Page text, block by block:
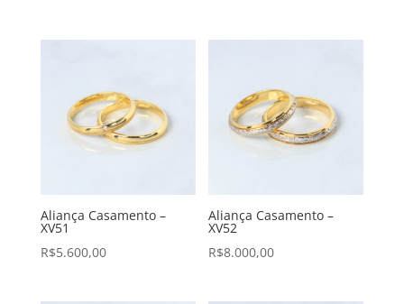
Aliança Casamento –
XV51
R$5.600,00
Aliança Casamento –
XV52
R$8.000,00